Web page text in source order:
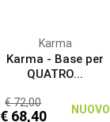
Karma
Karma - Base per
QUATRO...
€ 72,00
€ 68,40 NUOVO